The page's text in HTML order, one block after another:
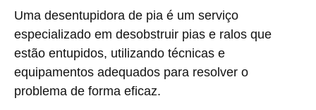
Uma desentupidora de pia é um serviço
especializado em desobstruir pias e ralos que
estão entupidos, utilizando técnicas e
equipamentos adequados para resolver o
problema de forma eficaz.